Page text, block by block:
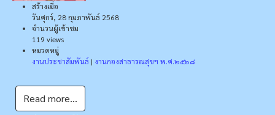
สร้างเมื่อ
วันศุกร์, 28 กุมภาพันธ์ 2568
จำนวนผู้เข้าชม
119 views
หมวดหมู่
งานประชาสัมพันธ์ | งานกองสาธารณสุขฯ พ.ศ.๒๕๖๘
Read more...